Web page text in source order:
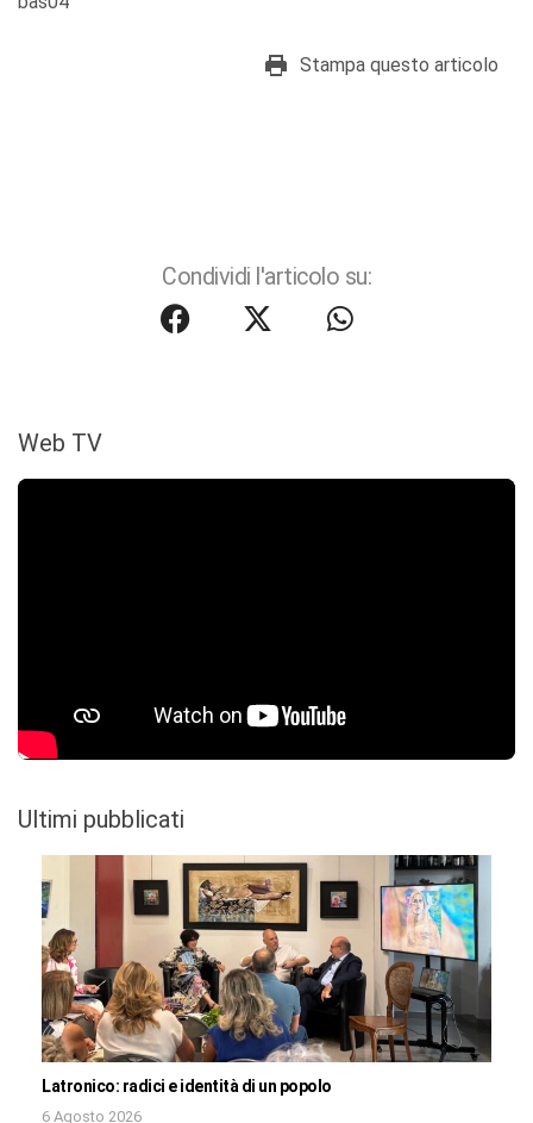
Stampa questo articolo
Condividi l'articolo su:
Web TV
Ultimi pubblicati
Latronico: radici e identità di un popolo
6 Agosto 2026